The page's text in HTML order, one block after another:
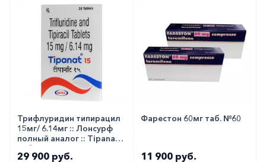
Трифлуридин типирацил
15мг/ 6.14мг :: Лонсурф
полный аналог :: Tipanat
таб. №20
29 900 руб.
Фарестон 60мг таб. №60
11 900 руб.